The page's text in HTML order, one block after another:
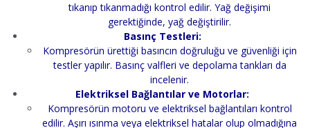
tıkanıp tıkanmadığı kontrol edilir. Yağ değişimi
gerektiğinde, yağ değiştirilir.
Basınç Testleri:
Kompresörün ürettiği basıncın doğruluğu ve güvenliği için
testler yapılır. Basınç valfleri ve depolama tankları da
incelenir.
Elektriksel Bağlantılar ve Motorlar:
Kompresörün motoru ve elektriksel bağlantıları kontrol
edilir. Aşırı ısınma veya elektriksel hatalar olup olmadığına